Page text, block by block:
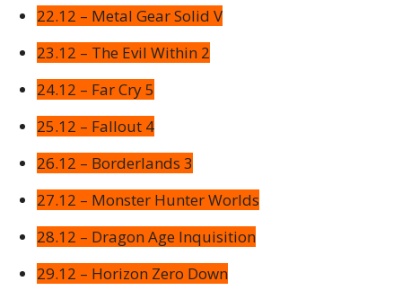
22.12 – Metal Gear Solid V
23.12 – The Evil Within 2
24.12 – Far Cry 5
25.12 – Fallout 4
26.12 – Borderlands 3
27.12 – Monster Hunter Worlds
28.12 – Dragon Age Inquisition
29.12 – Horizon Zero Down